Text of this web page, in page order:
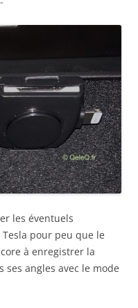
les éventuels
pour peu que le
à enregistrer la
angles avec le mode